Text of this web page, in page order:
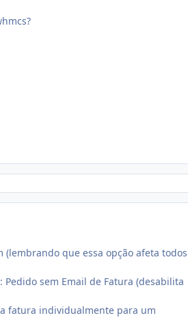
que essa opção afeta todos
Pedido sem Email de Fatura (desabilita
fatura individualmente para um